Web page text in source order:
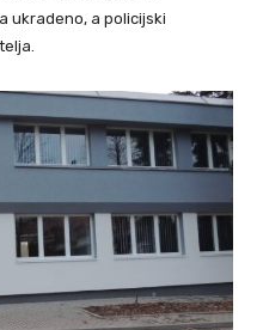
ukradeno, a policijski